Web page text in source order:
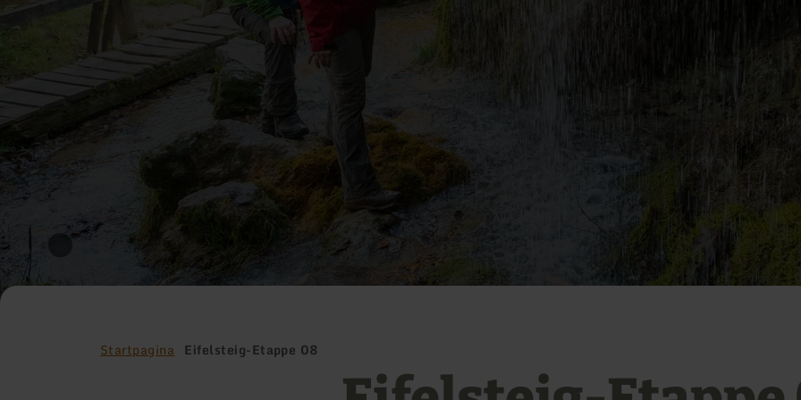
Startpagina Eifelsteig-Etappe 08